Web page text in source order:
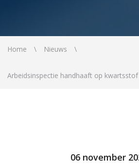
Home Nieuws
Arbeidsinspectie handhaaft op kwartsstof
06 november